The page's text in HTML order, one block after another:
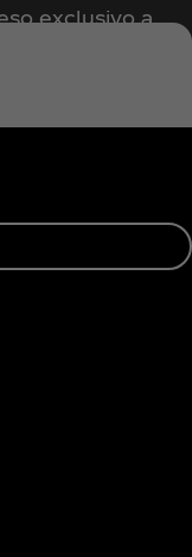
exclusivo a